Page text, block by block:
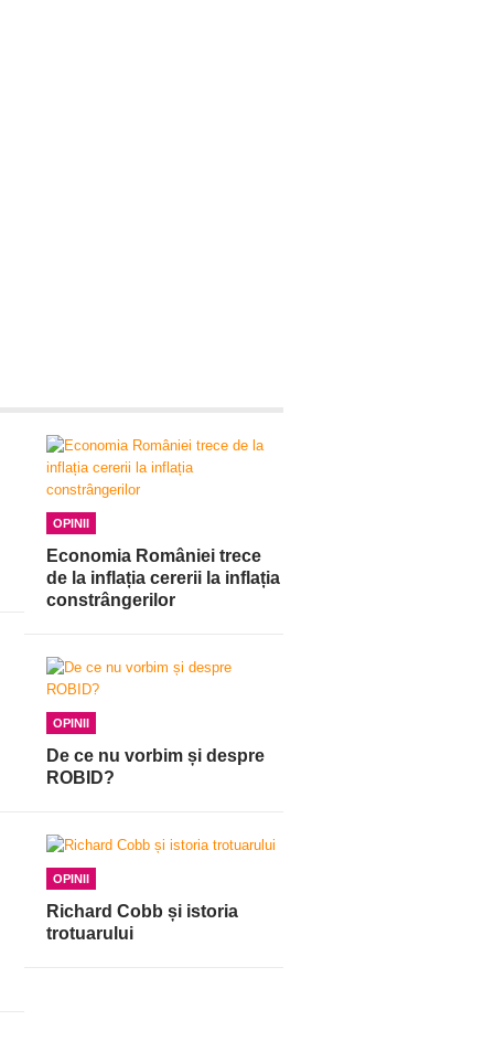
OPINII
Economia României trece
de la inflația cererii la inflația
constrângerilor
OPINII
De ce nu vorbim și despre
ROBID?
OPINII
Richard Cobb și istoria
trotuarului